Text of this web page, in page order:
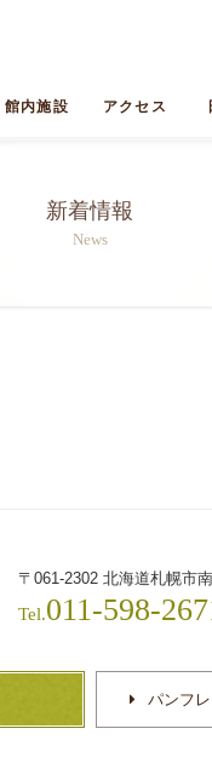
館内施設 アクセス
新着情報
News
〒061-2302 北海道札幌市
Tel.011-598-
パンフ